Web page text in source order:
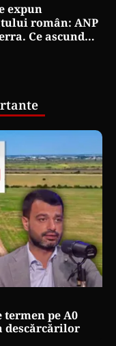
expun
român: ANP
Ce ascund
pe A0
descărcărilor